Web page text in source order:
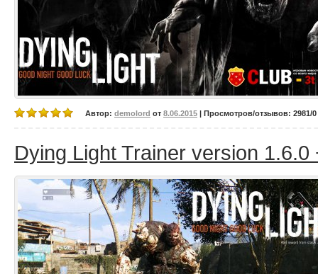
Автор: demolord от 8.06.2015 | Просмотров/отзывов: 2981/0
Dying Light Trainer version 1.6.0